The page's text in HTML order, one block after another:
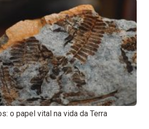
o papel vital na vida da Terra